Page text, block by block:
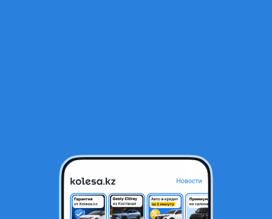
Nissan R'nessa 1997 года